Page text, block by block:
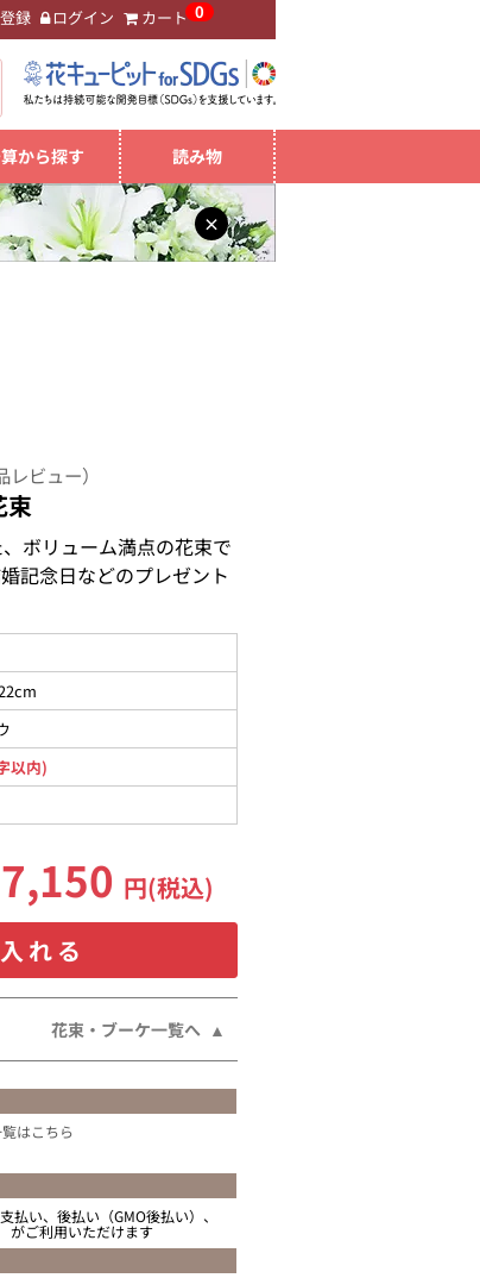
録 ログイン カート 0
から探す 読み物
×
レビュー）
束
ボリューム満点の花束で
記念日などのプレゼント
以内)
7,150 円(税込)
れる
花束・ブーケ一覧へ
はこちら
い、後払い（GMO後払い）、
がご利用いただけます